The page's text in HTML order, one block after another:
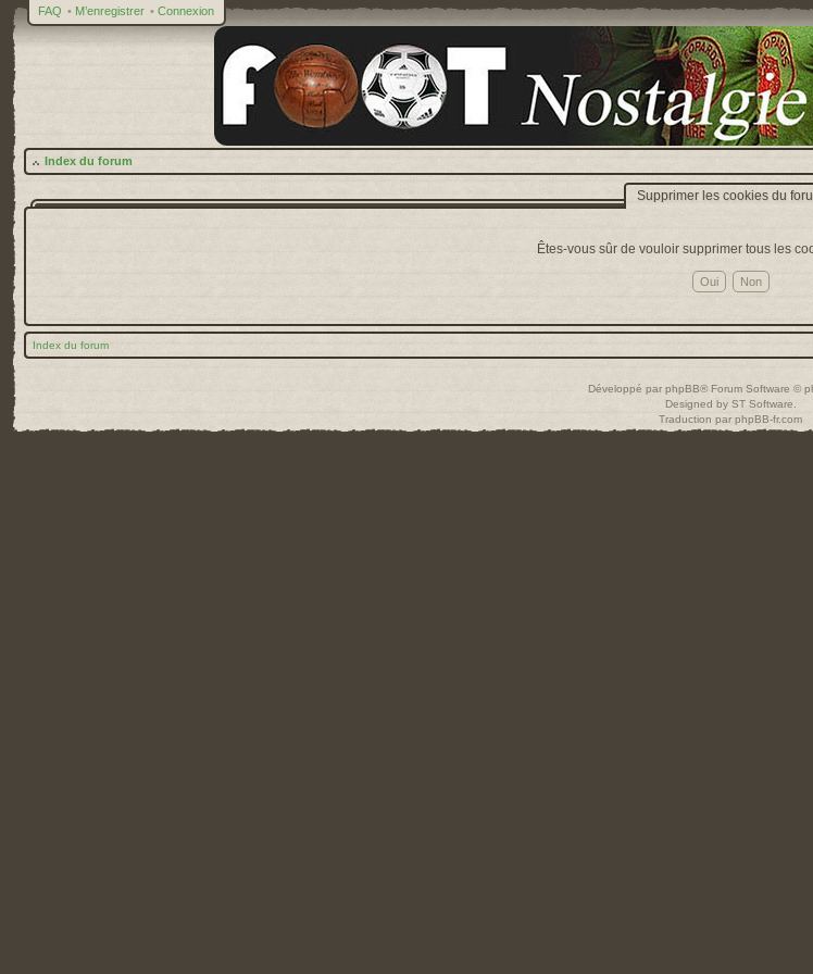
FAQ • M’enregistrer • Connexion
Index du forum
Supprimer les cookies du
Êtes-vous sûr de vouloir supprimer tous les
Index du forum
Développé par phpBB® Forum Software ©
Designed by ST Software
Traduction par phpBB-fr.com